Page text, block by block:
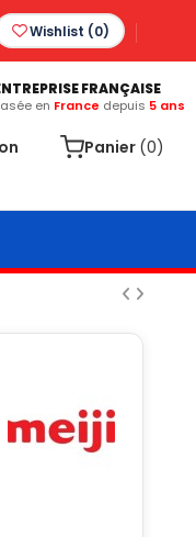
Wishlist (0)
9.6/10 (2561 avis)
FRANÇAISE
en France depuis 5 ans
Panier (0)